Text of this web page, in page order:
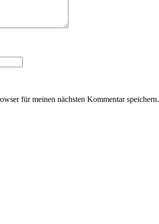
für meinen nächsten Kommentar speichern.